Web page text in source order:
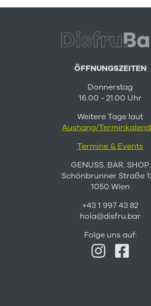
ÖFFNUNGSZEITEN
Donnerstag
16.00 - 21.00 Uhr
Weitere Tage laut
Aushang/
Termine & Events
GENUSS. BAR. SHOP.
Schönbrunner Straße
1050 Wien
+43 1 997 43 82
hola@disfru.bar
Folge uns auf: